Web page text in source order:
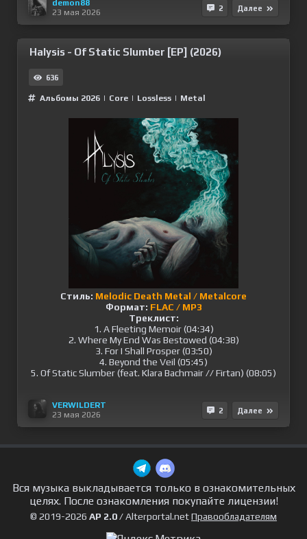
demon88
23 мая 2026
2 Далее
Halysis - Of Static Slumber [EP] (2026)
636
Альбомы 2026 | Сore | Lossless | Metal
Стиль: Melodic Death Metal / Metalcore
Формат: FLAC / MP3
Треклист:
1. A Fleeting Memoir (04:34)
2. Where My End Was Bestowed (04:38)
3. For I Shall Prosper (03:50)
4. Beyond the Veil (05:45)
5. Of Static Slumber (feat. Klara Bachmair // Firtan) (08:05)
VERWILDERT
23 мая 2026
2 Далее
Вся музыка выкладывается только в ознакомительных
целях. После ознакомления покупайте лицензии!
© 2019-2026 AP 2.0/ Alterportal.netПравообладателям